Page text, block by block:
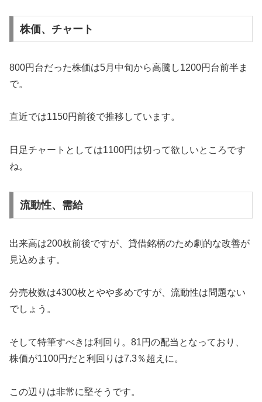
株価、チャート
800円台だった株価は5月中旬から高騰し1200円台前半ま
で。
直近では1150円前後で推移しています。
日足チャートとしては1100円は切って欲しいところです
ね。
流動性、需給
出来高は200枚前後ですが、貸借銘柄のため劇的な改善が
見込めます。
分売枚数は4300枚とやや多めですが、流動性は問題ない
でしょう。
そして特筆すべきは利回り。81円の配当となっており、
株価が1100円だと利回りは7.3％超えに。
この辺りは非常に堅そうです。